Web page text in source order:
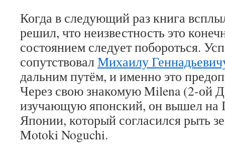
Когда в следующий раз книга
решил, что неизвестность это
состоянием следует побороться.
сопутствовалМихаилу
дальним путём, и именно это
Через свою знакомую Milena (2-ой
изучающую японский, он вышел на
Японии, который согласился рыть
Motoki Noguchi.